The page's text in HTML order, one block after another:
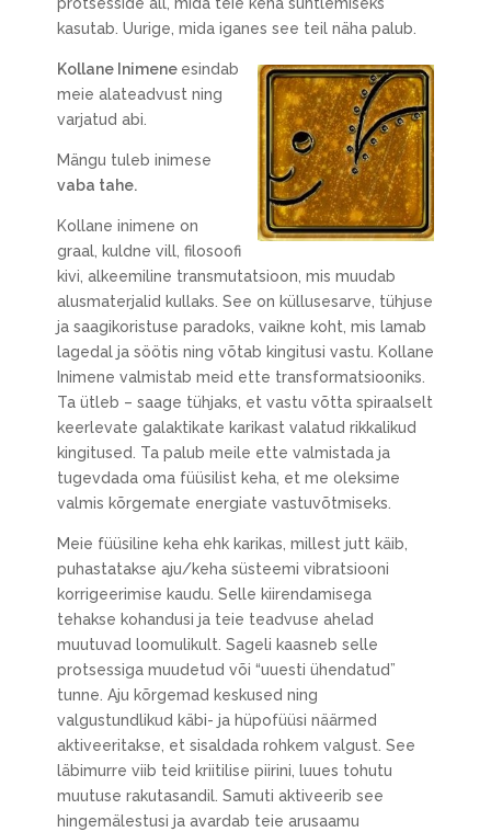
protsesside all, mida teie keha suhtlemiseks
kasutab. Uurige, mida iganes see teil näha palub.
Kollane Inimene esindab
meie alateadvust ning
varjatud abi.
Mängu tuleb inimese
vaba tahe.
Kollane inimene on
graal, kuldne vill, filosoofi
kivi, alkeemiline transmutatsioon, mis muudab
alusmaterjalid kullaks. See on küllusesarve, tühjuse
ja saagikoristuse paradoks, vaikne koht, mis lamab
lagedal ja söötis ning võtab kingitusi vastu. Kollane
Inimene valmistab meid ette transformatsiooniks.
Ta ütleb – saage tühjaks, et vastu võtta spiraalselt
keerlevate galaktikate karikast valatud rikkalikud
kingitused. Ta palub meile ette valmistada ja
tugevdada oma füüsilist keha, et me oleksime
valmis kõrgemate energiate vastuvõtmiseks.
Meie füüsiline keha ehk karikas, millest jutt käib,
puhastatakse aju/keha süsteemi vibratsiooni
korrigeerimise kaudu. Selle kiirendamisega
tehakse kohandusi ja teie teadvuse ahelad
muutuvad loomulikult. Sageli kaasneb selle
protsessiga muudetud või “uuesti ühendatud”
tunne. Aju kõrgemad keskused ning
valgustundlikud käbi- ja hüpofüüsi näärmed
aktiveeritakse, et sisaldada rohkem valgust. See
läbimurre viib teid kriitilise piirini, luues tohutu
muutuse rakutasandil. Samuti aktiveerib see
hingemälestusi ja avardab teie arusaamu